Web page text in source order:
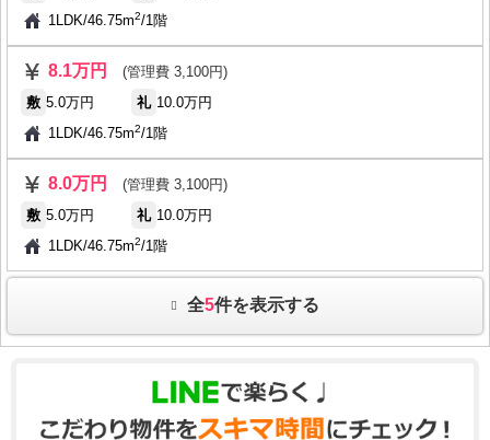
1LDK/46.75m2/1階
8.1万円
(管理費 3,100円)
敷 5.0万円 礼 10.0万円
1LDK/46.75m2/1階
8.0万円
(管理費 3,100円)
敷 5.0万円 礼 10.0万円
1LDK/46.75m2/1階
全5件を表示する